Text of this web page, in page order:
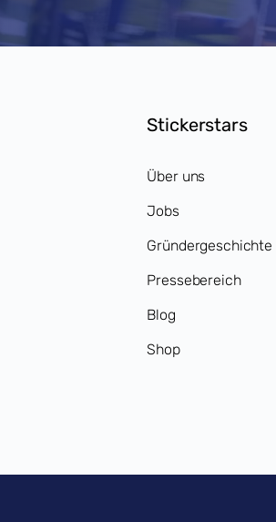
Stickerstars
Über uns
Jobs
Gründergeschichte
Pressebereich
Blog
Shop